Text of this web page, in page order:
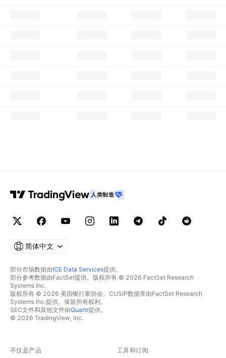
人类制造
简体中文
部分市场数据由ICE Data Services提供。
部分参考数据由FactSet提供。版权所有 © 2026 FactSet Research
Systems Inc.
版权所有 © 2026 美国银行家协会。CUSIP数据库由FactSet Research
Systems Inc.提供。保留所有权利。
SEC文件和其他文件由Quartr提供。
© 2026 TradingView, Inc.
不仅是产品 工具和订阅